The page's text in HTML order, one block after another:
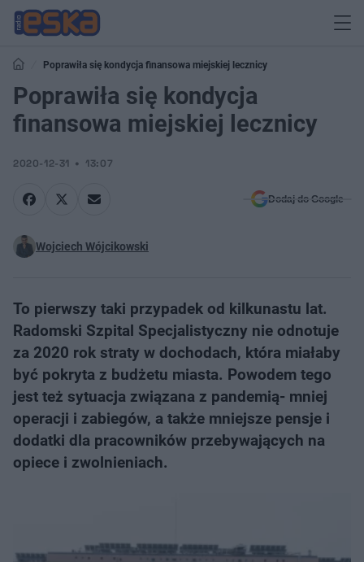
Poprawiła się kondycja finansowa miejskiej lecznicy
Poprawiła się kondycja
finansowa miejskiej lecznicy
2020-12-31 13:07
Dodaj do Google
Wojciech Wójcikowski
To pierwszy taki przypadek od kilkunastu lat.
Radomski Szpital Specjalistyczny nie odnotuje
za 2020 rok straty w dochodach, która miałaby
być pokryta z budżetu miasta. Powodem tego
jest też sytuacja związana z pandemią- mniej
operacji i zabiegów, a także mniejsze pensje i
dodatki dla pracowników przebywających na
opiece i zwolnieniach.